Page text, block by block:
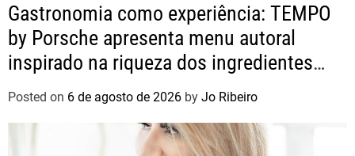
Gastronomia como experiência: TEMPO
by Porsche apresenta menu autoral
inspirado na riqueza dos ingredientes
brasileiros
Posted on 6 de agosto de 2026 by Jo Ribeiro